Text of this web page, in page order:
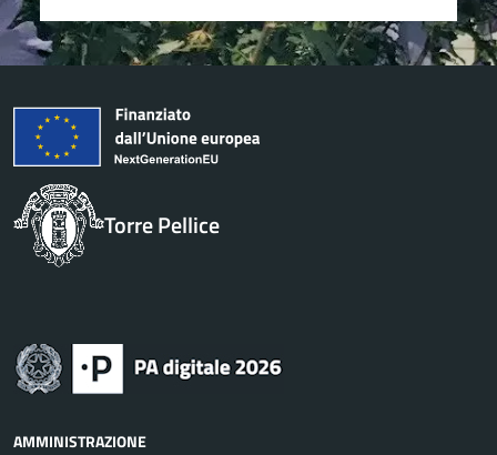
Torre Pellice
AMMINISTRAZIONE